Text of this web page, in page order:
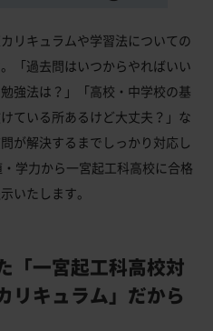
リキュラムや学習法についての
「過去問はいつからやればいい
強法は？」「高校・中学校の基
ている所あるけど大丈夫？」な
が解決するまでしっかり対応し
学力から一宮起工科高校に合格
いたします。
「一宮起工科高校対
リキュラム」だから